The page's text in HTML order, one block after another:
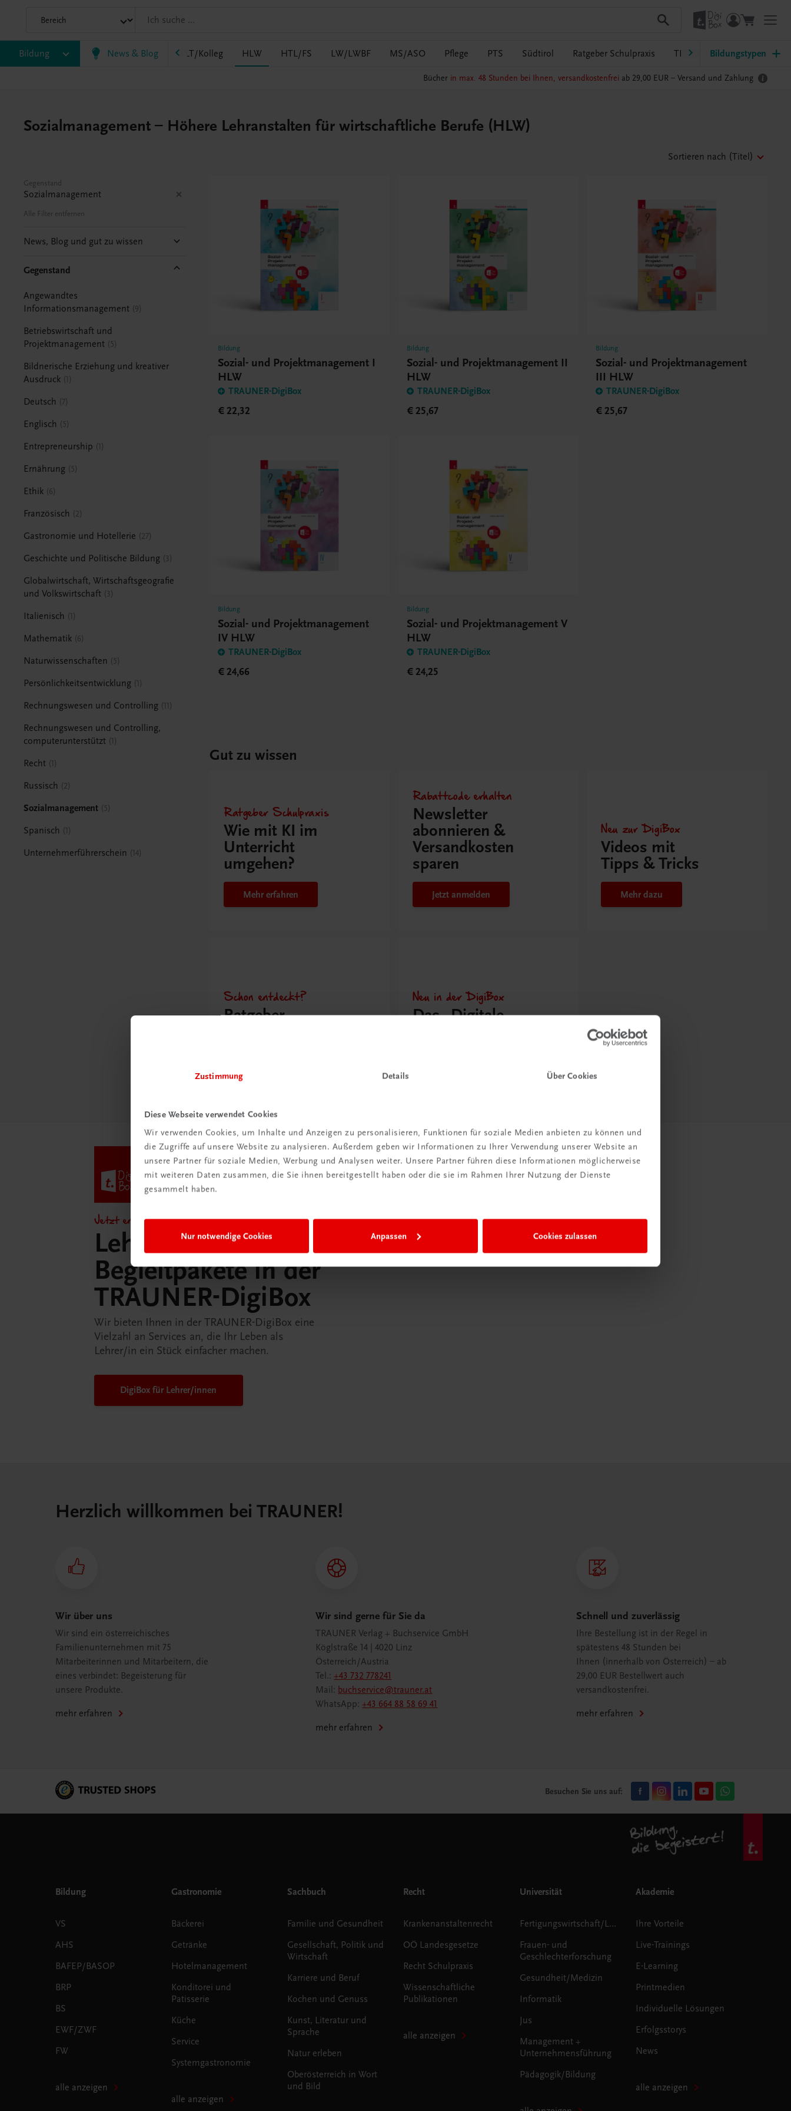
Zustimmung Details Über Cookies
Diese Webseite verwendet Cookies
Wir verwenden Cookies, um Inhalte und Anzeigen zu personalisieren, Funktionen für soziale Medien anbieten zu können und
die Zugriffe auf unsere Website zu analysieren. Außerdem geben wir Informationen zu Ihrer Verwendung unserer Website an
unsere Partner für soziale Medien, Werbung und Analysen weiter. Unsere Partner führen diese Informationen möglicherweise
mit weiteren Daten zusammen, die Sie ihnen bereitgestellt haben oder die sie im Rahmen Ihrer Nutzung der Dienste
gesammelt haben.
Nur notwendige Cookies Anpassen Cookies zulassen
Bildung News & Blog
HF/TFS HLM/HLK HLPS/FSB HLT/Kolleg HLW HTL/FS LW/LWBF MS/ASO Pflege PTS Südtirol Ratgeber Schulpraxis TRAUNER-DigiBox
Bildungstypen
Bücher in max. 48 Stunden bei Ihnen, versandkostenfrei ab 29,00 EUR – Versand und Zahlung
Sozialmanagement – Höhere Lehranstalten für wirtschaftliche Berufe (HLW)
Sortieren nach (Titel)
Gegenstand
Sozialmanagement
Alle Filter entfernen
News, Blog und gut zu wissen
Gegenstand
Angewandtes
Informationsmanagement 9
Betriebswirtschaft und
Projektmanagement
5
Bildnerische Erziehung und kreativer
Ausdruck 1
Deutsch 7
Englisch 5
Entrepreneurship 1
Ernährung 5
Ethik 6
Französisch 2
Gastronomie und Hotellerie 27
Geschichte und Politische Bildung 3
Globalwirtschaft, Wirtschaftsgeografie
und Volkswirtschaft
3
Italienisch 1
Mathematik 6
Naturwissenschaften 5
Persönlichkeitsentwicklung 1
Rechnungswesen und Controlling 11
Rechnungswesen und Controlling,
computerunterstützt 1
Recht 1
Russisch 2
Sozialmanagement 5
Spanisch 1
Unternehmerführerschein 14
Bildung
Sozial- und Projektmanagement I
HLW
TRAUNER-DigiBox
€ 22,32
Bildung
Sozial- und Projektmanagement II
HLW
TRAUNER-DigiBox
€ 25,67
Bildung
Sozial- und Projektmanagement
III HLW
TRAUNER-DigiBox
€ 25,67
Bildung
Sozial- und Projektmanagement
IV HLW
TRAUNER-DigiBox
€ 24,66
Bildung
Sozial- und Projektmanagement V
HLW
TRAUNER-DigiBox
€ 24,25
Gut zu wissen
Ratgeber Schulpraxis
Wie mit KI im
Unterricht
umgehen?
Mehr erfahren
Rabattcode erhalten
Newsletter
abonnieren &
Versandkosten
sparen
Jetzt anmelden
Neu zur DigiBox
Videos mit
Tipps & Tricks
Mehr dazu
Schon entdeckt?
Ratgeber
Neu in der DigiBox
Das „Digitale
Jetzt entdecken!
Lehrer/innen-
Begleitpakete in der
TRAUNER-DigiBox
Wir bieten Ihnen in der TRAUNER-DigiBox eine
Vielzahl an Services an, die Ihr Leben als
Lehrer/in ein Stück einfacher machen.
DigiBox für Lehrer/innen
Herzlich willkommen bei TRAUNER!
Wir über uns
Wir sind ein österreichisches
Familienunternehmen mit 75
Mitarbeiterinnen und Mitarbeitern, die
eines verbindet: Begeisterung für
unsere Produkte.
mehr erfahren
Wir sind gerne für Sie da
TRAUNER Verlag + Buchservice GmbH
Köglstraße 14 | 4020 Linz
Österreich/Austria
Tel.:+43 732 778241
Mail: buchservice@trauner.at
WhatsApp:+43 664 88 58 69 41
mehr erfahren
Schnell und zuverlässig
Ihre Bestellung ist in der Regel in
spätestens 48 Stunden bei
Ihnen (innerhalb von Österreich) – ab
29,00 EUR Bestellwert auch
versandkostenfrei.
mehr erfahren
Besuchen Sie uns auf:
Bildung
VS
AHS
BAFEP/BASOP
BRP
BS
EWF/ZWF
FW
alle anzeigen
Gastronomie
Bäckerei
Getränke
Hotelmanagement
Konditorei und
Patisserie
Küche
Service
Systemgastronomie
alle anzeigen
Sachbuch
Familie und Gesundheit
Gesellschaft, Politik und
Wirtschaft
Karriere und Beruf
Kochen und Genuss
Kunst, Literatur und
Sprache
Natur erleben
Oberösterreich in Wort
und Bild
Recht
Krankenanstaltenrecht
OÖ Landesgesetze
Recht Schulpraxis
Wissenschaftliche
Publikationen
alle anzeigen
Universität
Fertigungswirtschaft/Logistik
Frauen- und
Geschlechterforschung
Gesundheit/Medizin
Informatik
Jus
Management +
Unternehmensführung
Pädagogik/Bildung
Akademie
Ihre Vorteile
Live-Trainings
E-Learning
Printmedien
Individuelle Lösungen
Erfolgsstorys
News
alle anzeigen